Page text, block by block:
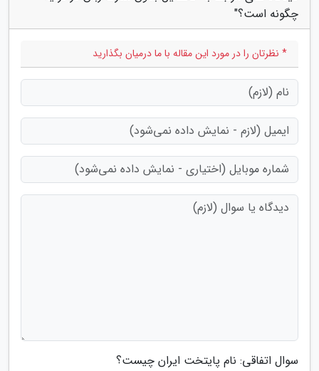
چگونه است؟"
* نظرتان را در مورد این مقاله با ما درمیان بگذارید
سوال اتفاقی: نام پایتخت ایران چیست؟